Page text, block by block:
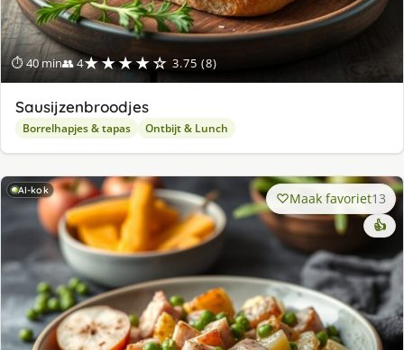
⏱ 40 min👥 4★★★★☆ 3.75 (8)
Sausijzenbroodjes
Borrelhapjes & tapas Ontbijt & Lunch
AI-kok Maak favoriet13
👍